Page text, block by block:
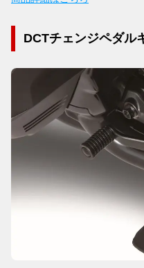
DCTチェンジペダル